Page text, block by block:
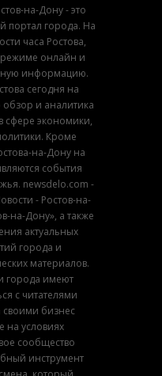
на-Дону - это
портал города. На
часа Ростова,
онлайн и
информацию.
сегодня на
и аналитика
сфере экономики,
Кроме
на-Дону на
события
newsdelo.com -
- Ростов-на-
на-Дону», а также
актуальных
города и
материалов.
города имеют
с читателями
своими бизнес
на условиях
сообщество
инструмент